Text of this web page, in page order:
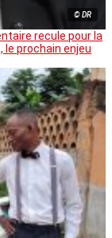
© DR
recule pour la
le prochain enjeu